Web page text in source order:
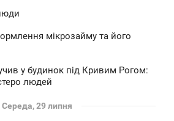
мікрозайму та його
у будинок під Кривим Рогом:
людей
Середа, 29 липня